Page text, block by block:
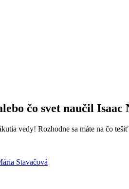
čo svet naučil Isaac
vedy! Rozhodne sa máte na čo
Stavačová